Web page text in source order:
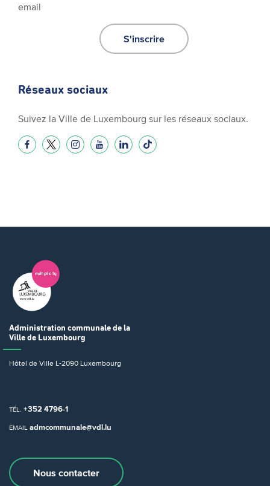
email
S'inscrire
Réseaux sociaux
Suivez la Ville de Luxembourg sur les réseaux sociaux.
Administration communale de la
Ville de Luxembourg
Hôtel de Ville L-2090 Luxembourg
TÉL. +352 4796-1
EMAIL admcommunale@vdl.lu
Nous contacter